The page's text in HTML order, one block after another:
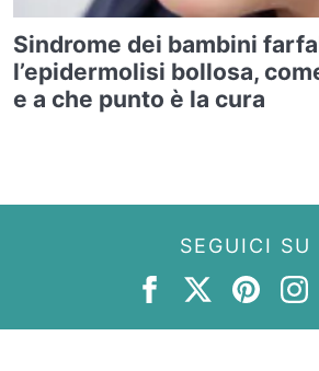
Sindrome dei bambini
l’epidermolisi bollosa,
e a che punto è la cura
SEGUICI SU